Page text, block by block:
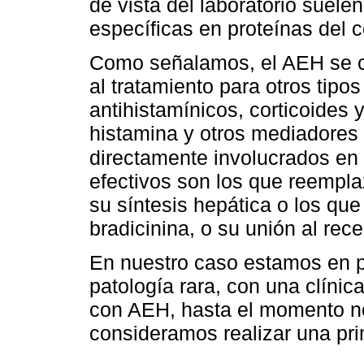
de vista del laboratorio
específicas en proteínas del
Como señalamos, el AEH se
al tratamiento para otros
antihistamínicos, corticoides
histamina y otros
directamente involucrados
efectivos son los que
su síntesis hepática o los
bradicinina, o su unión al
En nuestro caso estamos en
patología rara, con una
con AEH, hasta el momento
consideramos realizar una